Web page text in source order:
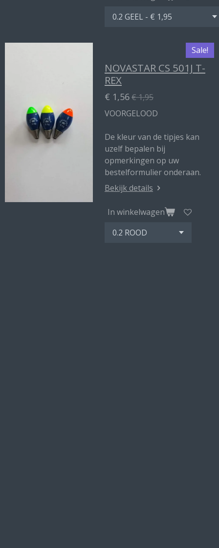
Sale!
NOVASTAR CS 501J T-
REX
€ 1,56€ 1,95
VOORGELOOD
De kleur van de tipjes kan
uzelf bepalen bij
opmerkingen op uw
bestelformulier onderaan.
Bekijk details
In winkelwagen